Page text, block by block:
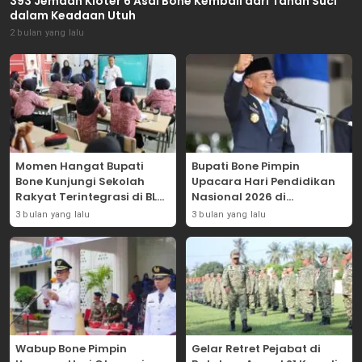
dalam Keadaan Utuh
2 bulan yang lalu
Momen Hangat Bupati
Bone Kunjungi Sekolah
Rakyat Terintegrasi di BLK
Bajoe
3 bulan yang lalu
Bupati Bone Pimpin
Upacara Hari Pendidikan
Nasional 2026 di
Lapangan Merdeka
3 bulan yang lalu
Wabup Bone Pimpin
Gelar Retret Pejabat di